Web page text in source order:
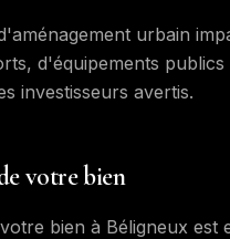
urbain
d'équipements
investisseurs avertis.
votre bien
bien à Béligneux